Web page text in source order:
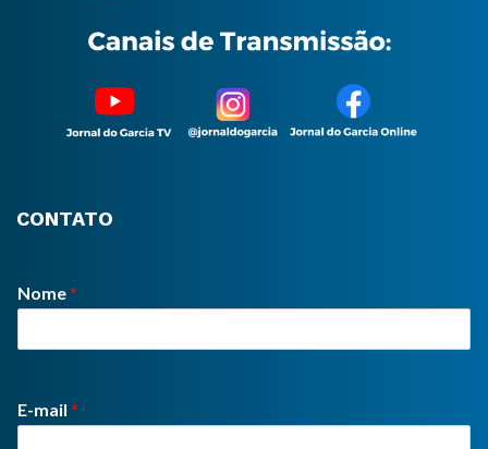
CONTATO
Nome*
E-mail *